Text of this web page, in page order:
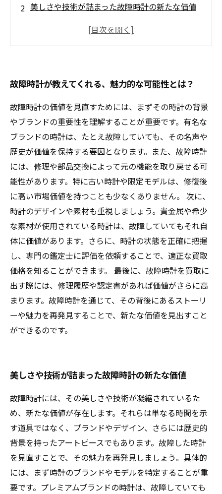
美しさや技術が詰まった故障時計の新たな価値
時計の価値は故障によってどう変わるのか？
時計コレクター必見！故障時計の価値を見直す
秘訣
最終章：故障時計の魅力を再発見しよう！
故障時計が教えてくれる、魅力的な可能性とは？
故障時計の価値を見直すためには、まずその時計の背景
やブランドの重要性を理解することが重要です。有名な
ブランドの時計は、たとえ故障していても、その名声や
歴史が価値を保持する要因となります。また、故障時計
には、修理や部品交換によって元の機能を取り戻せる可
能性があります。特に古い時計や限定モデルは、修復後
に高い市場価値を持つことも少なくありません。 次に、
時計のデザインや素材も重視しましょう。貴金属や希少
な素材が使用されている時計は、故障していてもそれ自
体に価値があります。さらに、時計の状態を正確に把握
し、専門の鑑定士に評価を依頼することで、適正な買取
価格を知ることができます。 最後に、故障時計を買取に
出す際には、修理履歴や認定書があれば価値がさらに高
まります。故障時計を通じて、その背後にあるストーリ
ーや魅力を再発見することで、新たな価値を見出すこと
ができるのです。
美しさや技術が詰まった故障時計の新たな価値
故障時計には、その美しさや技術が凝縮されているた
め、新たな価値が存在します。それらは単なる時間を示
す道具ではなく、ブランドやデザイン、さらには歴史的
背景を持ったアートピースでもあります。故障した時計
を見直すことで、その魅力を再発見しましょう。具体的
には、まず時計のブランドやモデルを特定することが重
要です。プレミアムブランドの時計は、故障していても